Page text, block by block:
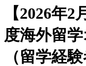
【2026年
度海外留
（留学経